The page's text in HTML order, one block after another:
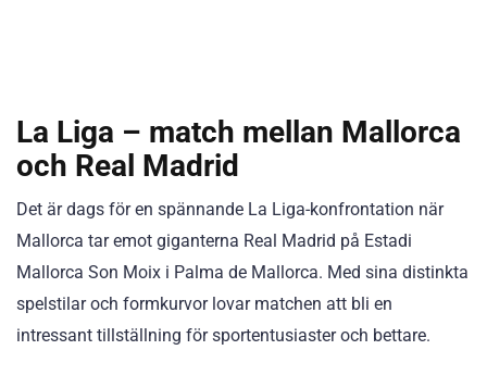
La Liga – match mellan Mallorca
och Real Madrid
Det är dags för en spännande La Liga-konfrontation när
Mallorca tar emot giganterna Real Madrid på Estadi
Mallorca Son Moix i Palma de Mallorca. Med sina distinkta
spelstilar och formkurvor lovar matchen att bli en
intressant tillställning för sportentusiaster och bettare.